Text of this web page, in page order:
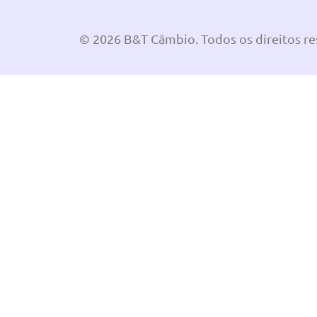
© 2026 B&T Câmbio. Todos os direitos